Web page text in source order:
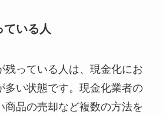
いる人
残っている人は、現金化にお
多い状態です。現金化業者の
商品の売却など複数の方法を